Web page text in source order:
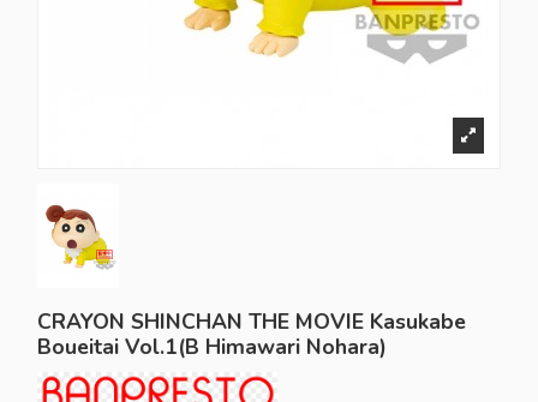
CRAYON SHINCHAN THE MOVIE Kasukabe
Boueitai Vol.1(B Himawari Nohara)